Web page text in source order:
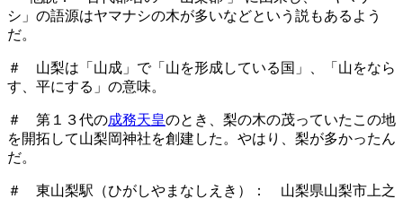
シ」の語源はヤマナシの木が多いなどという説もあるよう
だ。
＃ 山梨は「山成」で「山を形成している国」、「山をなら
す、平にする」の意味。
＃ 第１３代の成務天皇のとき、梨の木の茂っていたこの地
を開拓して山梨岡神社を創建した。やはり、梨が多かったん
だ。
＃ 東山梨駅（ひがしやまなしえき）： 山梨県山梨市上之